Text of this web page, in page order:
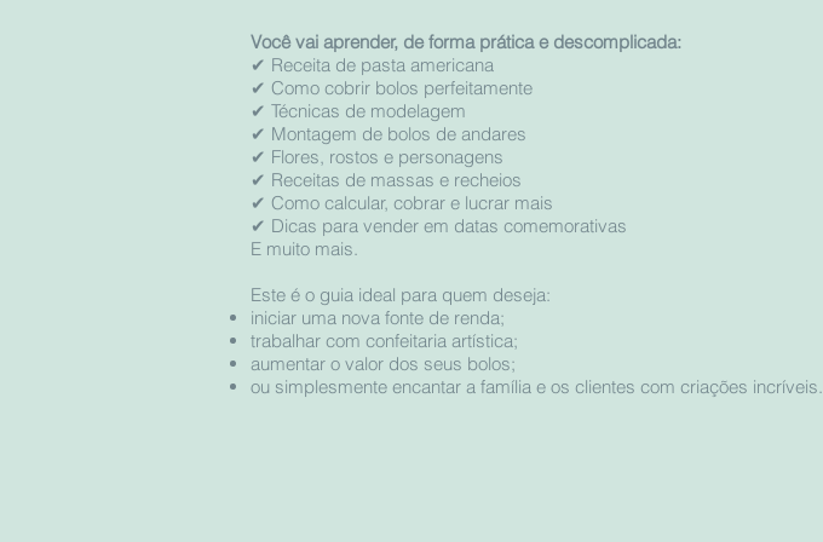
Você vai aprender, de forma prática e descomplicada:
✔ Receita de pasta americana
✔ Como cobrir bolos perfeitamente
✔ Técnicas de modelagem
✔ Montagem de bolos de andares
✔ Flores, rostos e personagens
✔ Receitas de massas e recheios
✔ Como calcular, cobrar e lucrar mais
✔ Dicas para vender em datas comemorativas
E muito mais.
Este é o guia ideal para quem deseja:
iniciar uma nova fonte de renda;
trabalhar com confeitaria artística;
aumentar o valor dos seus bolos;
ou simplesmente encantar a família e os clientes com criações incríveis.